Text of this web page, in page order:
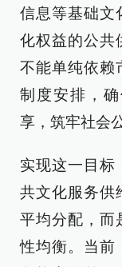
信息等基础文
化权益的公共
不能单纯依赖
制度安排，
享，筑牢社会
实现这一目标
共文化服务供
平均分配，而
性均衡。当前